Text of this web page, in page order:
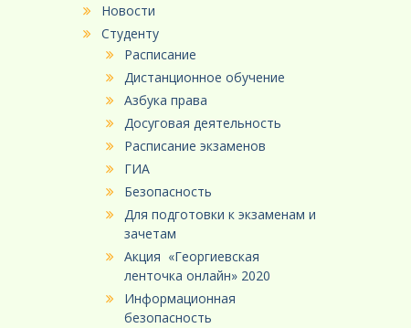
Новости
Студенту
Расписание
Дистанционное обучение
Азбука права
Досуговая деятельность
Расписание экзаменов
ГИА
Безопасность
Для подготовки к экзаменам и
зачетам
Акция «Георгиевская
ленточка онлайн» 2020
Информационная
безопасность